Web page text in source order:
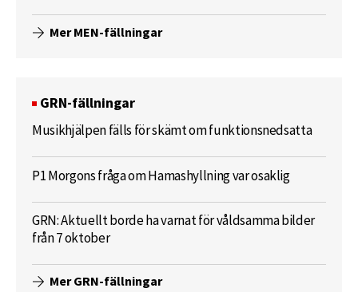
Mer MEN-fällningar
GRN-fällningar
Musikhjälpen fälls för skämt om funktionsnedsatta
P1 Morgons fråga om Hamashyllning var osaklig
GRN: Aktuellt borde ha varnat för våldsamma bilder
från 7 oktober
Mer GRN-fällningar